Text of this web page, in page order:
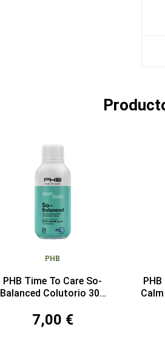
PHB
PHB Time To Care So-
Balanced Colutorio 300
7,00 €